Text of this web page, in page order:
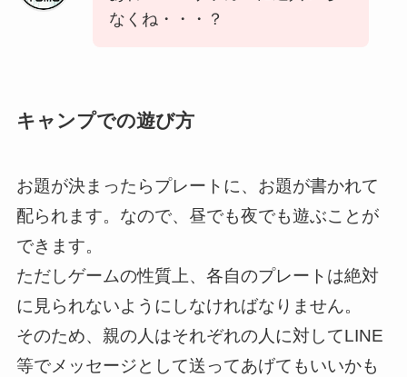
なくね・・・？
キャンプでの遊び方
お題が決まったらプレートに、お題が書かれて
配られます。なので、昼でも夜でも遊ぶことが
できます。
ただしゲームの性質上、各自のプレートは絶対
に見られないようにしなければなりません。
そのため、親の人はそれぞれの人に対してLINE
等でメッセージとして送ってあげてもいいかも